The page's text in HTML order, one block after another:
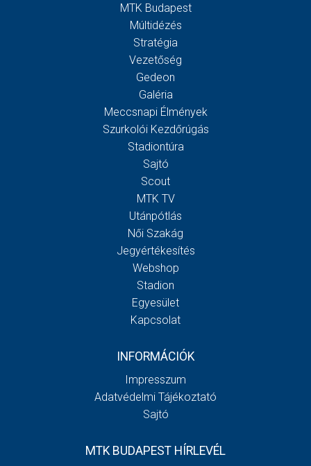
MTK Budapest
Múltidézés
Stratégia
Vezetőség
Gedeon
Galéria
Meccsnapi Élmények
Szurkolói Kezdőrúgás
Stadiontúra
Sajtó
Scout
MTK TV
Utánpótlás
Női Szakág
Jegyértékesítés
Webshop
Stadion
Egyesület
Kapcsolat
INFORMÁCIÓK
Impresszum
Adatvédelmi Tájékoztató
Sajtó
MTK BUDAPEST HÍRLEVÉL